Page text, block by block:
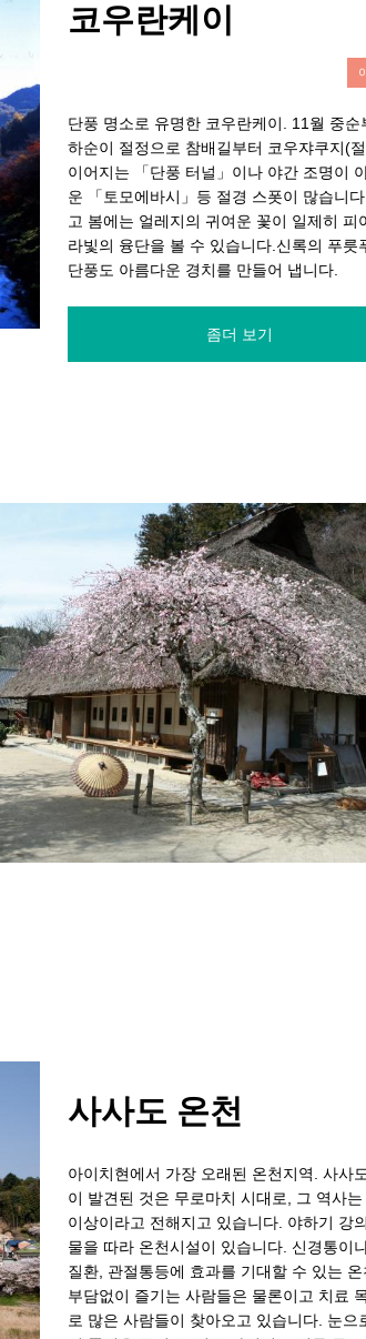
코우란케이
단풍 명소로 유명한 코우란케이. 11월 중순
하순이 절정으로 참배길부터 코우쟈쿠지(
이어지는 「단풍 터널」이나 야간 조명이
운 「토모에바시」등 절경 스폿이 많습니
고 봄에는 얼레지의 귀여운 꽃이 일제히 피
라빛의 융단을 볼 수 있습니다.신록의 푸릇
단풍도 아름다운 경치를 만들어 냅니다.
좀더 보기
사사도 온천
아이치현에서 가장 오래된 온천지역. 사사
이 발견된 것은 무로마치 시대로, 그 역사는
이상이라고 전해지고 있습니다. 야하기 강
물을 따라 온천시설이 있습니다. 신경통이
질환, 관절통등에 효과를 기대할 수 있는 온
부담없이 즐기는 사람들은 물론이고 치료
로 많은 사람들이 찾아오고 있습니다. 눈으